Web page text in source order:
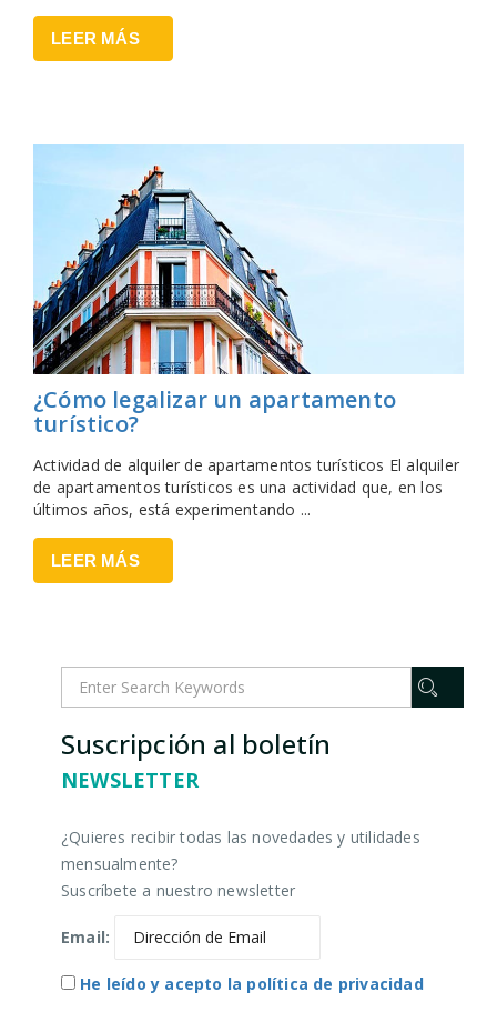
LEER MÁS
¿Cómo legalizar un apartamento
turístico?
Actividad de alquiler de apartamentos turísticos El alquiler
de apartamentos turísticos es una actividad que, en los
últimos años, está experimentando ...
LEER MÁS
Suscripción al boletín
NEWSLETTER
¿Quieres recibir todas las novedades y utilidades
mensualmente?
Suscríbete a nuestro newsletter
Email:
He leído y acepto la política de privacidad